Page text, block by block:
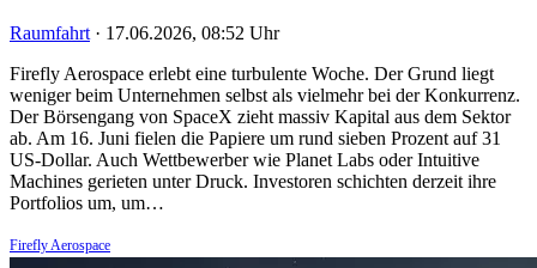
Raumfahrt · 17.06.2026, 08:52 Uhr
Firefly Aerospace erlebt eine turbulente Woche. Der Grund liegt
weniger beim Unternehmen selbst als vielmehr bei der Konkurrenz.
Der Börsengang von SpaceX zieht massiv Kapital aus dem Sektor
ab. Am 16. Juni fielen die Papiere um rund sieben Prozent auf 31
US-Dollar. Auch Wettbewerber wie Planet Labs oder Intuitive
Machines gerieten unter Druck. Investoren schichten derzeit ihre
Portfolios um, um…
Firefly Aerospace